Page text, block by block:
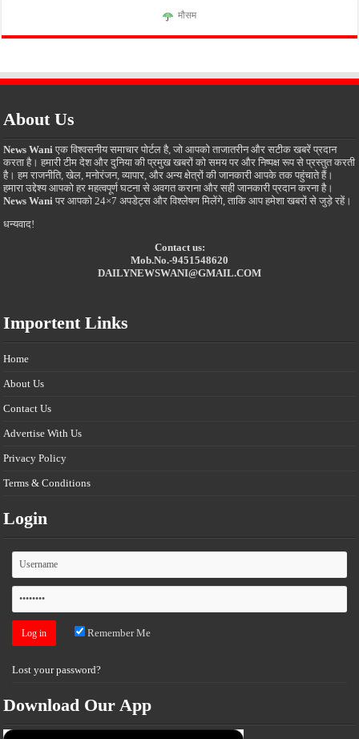
मौसम
About Us
News Wani एक विश्वसनीय समाचार पोर्टल है, जो आपको ताजातरीन और सटीक खबरें प्रदान
करता है। हमारी टीम देश और दुनिया की प्रमुख खबरों को समय पर और निष्पक्ष रूप से प्रस्तुत करती
है। हम राजनीति, खेल, मनोरंजन, व्यापार, और अन्य क्षेत्रों की जानकारी आपके तक पहुंचाते हैं।
हमारा उद्देश्य आपको हर महत्वपूर्ण घटना से अवगत कराना और सही जानकारी प्रदान करना है।
News Wani पर आपको 24×7 अपडेट्स और विश्लेषण मिलेंगे, ताकि आप हमेशा खबरों से जुड़े रहें।
धन्यवाद!
Contact us:
Mob.No.-9451548620
DAILYNEWSWANI@GMAIL.COM
Importent Links
Home
About Us
Contact Us
Advertise With Us
Privacy Policy
Terms & Conditions
Login
Remember Me
Lost your password?
Download Our App